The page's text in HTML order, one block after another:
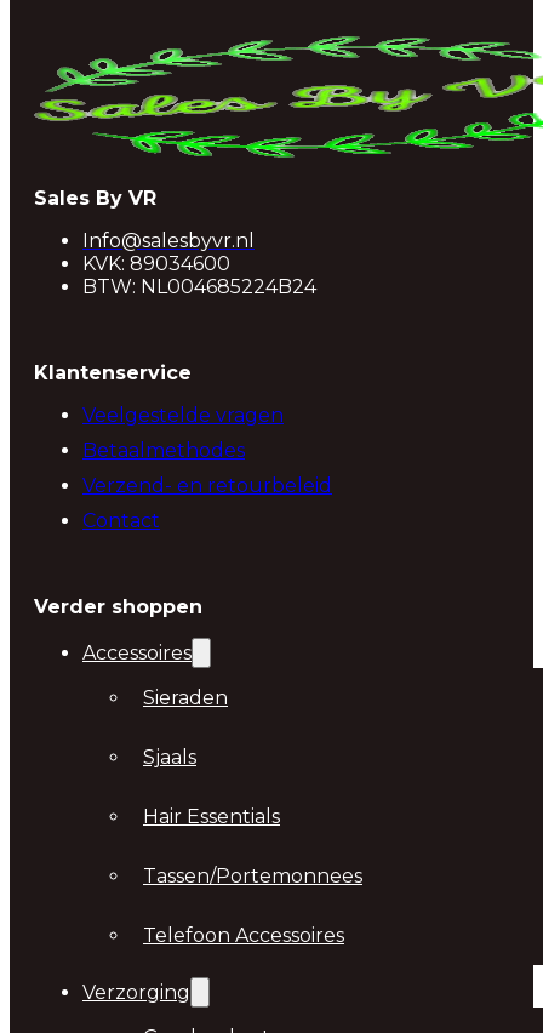
Sales By VR
Info@salesbyvr.nl
KVK: 89034600
BTW: NL004685224B24
Klantenservice
Veelgestelde vragen
Betaalmethodes
Verzend- en retourbeleid
Contact
Verder shoppen
Accessoires
Sieraden
Sjaals
Hair Essentials
Tassen/Portemonnees
Telefoon Accessoires
Verzorging